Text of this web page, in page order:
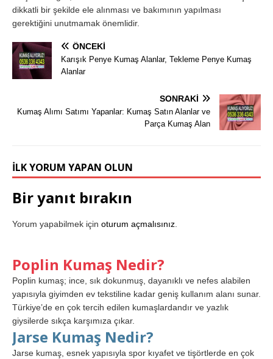
dikkatli bir şekilde ele alınması ve bakımının yapılması
gerektiğini unutmamak önemlidir.
ÖNCEKI
Karışık Penye Kumaş Alanlar, Tekleme Penye Kumaş
Alanlar
SONRAKI
Kumaş Alımı Satımı Yapanlar: Kumaş Satın Alanlar ve
Parça Kumaş Alan
İLK YORUM YAPAN OLUN
Bir yanıt bırakın
Yorum yapabilmek için oturum açmalısınız.
Poplin Kumaş Nedir?
Poplin kumaş; ince, sık dokunmuş, dayanıklı ve nefes alabilen
yapısıyla giyimden ev tekstiline kadar geniş kullanım alanı sunar.
Türkiye’de en çok tercih edilen kumaşlardandır ve yazlık
giysilerde sıkça karşımıza çıkar.
Jarse Kumaş Nedir?
Jarse kumaş, esnek yapısıyla spor kıyafet ve tişörtlerde en çok